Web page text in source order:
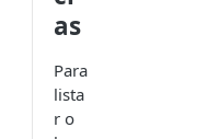
as
Para
lista
r o